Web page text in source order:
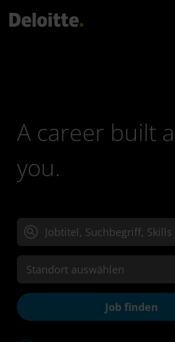
A career built
you.
Jobtitel, Suchbegriff oder Skills
Standort auswählen